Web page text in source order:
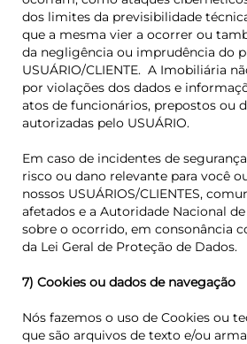
dos limites da previsibilidade
que a mesma vier a ocorrer ou
da negligência ou imprudência do
USUÁRIO/CLIENTE. A Imobiliária
por violações dos dados e
atos de funcionários, prepostos ou
autorizadas pelo USUÁRIO.
Em caso de incidentes de
risco ou dano relevante para você
nossos USUÁRIOS/CLIENTES,
afetados e a Autoridade Nacional
sobre o ocorrido, em consonância
da Lei Geral de Proteção de Dados.
7) Cookies ou dados de navegação
Nós fazemos o uso de Cookies ou
que são arquivos de texto e/ou